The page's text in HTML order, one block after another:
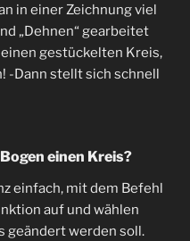
in einer Zeichnung viel
„Dehnen“ gearbeitet
gestückelten Kreis,
-Dann stellt sich schnell
einen Kreis?
einfach, mit dem Befehl
auf und wählen
geändert werden soll.